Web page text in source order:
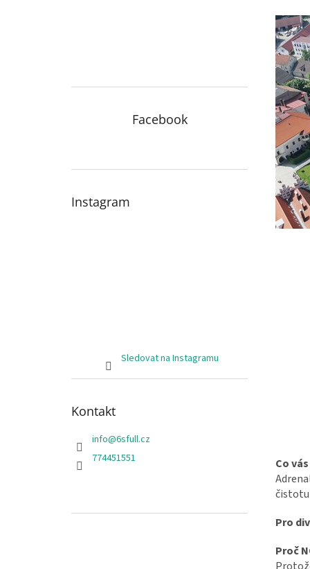
Facebook
Instagram
Sledovat na Instagramu
Kontakt
info@6sfull.cz
774451551
Co
Pro
Proč